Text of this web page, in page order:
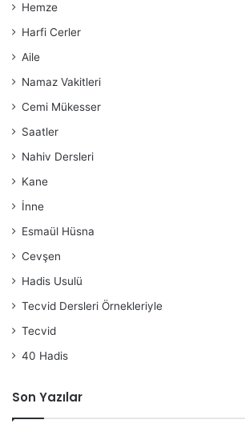
Hemze
Harfi Cerler
Aile
Namaz Vakitleri
Cemi Mükesser
Saatler
Nahiv Dersleri
Kane
İnne
Esmaül Hüsna
Cevşen
Hadis Usulü
Tecvid Dersleri Örnekleriyle
Tecvid
40 Hadis
Son Yazılar